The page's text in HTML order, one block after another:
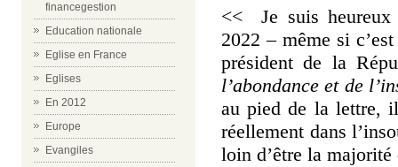
financegestion
Education nationale
Eglise en France
Eglises
En 2012
Europe
Evangiles
<< Je suis heureux
2022 – même si
président de la
l’abondance et de
au pied de la lettre,
réellement dans
loin d’être la majorité